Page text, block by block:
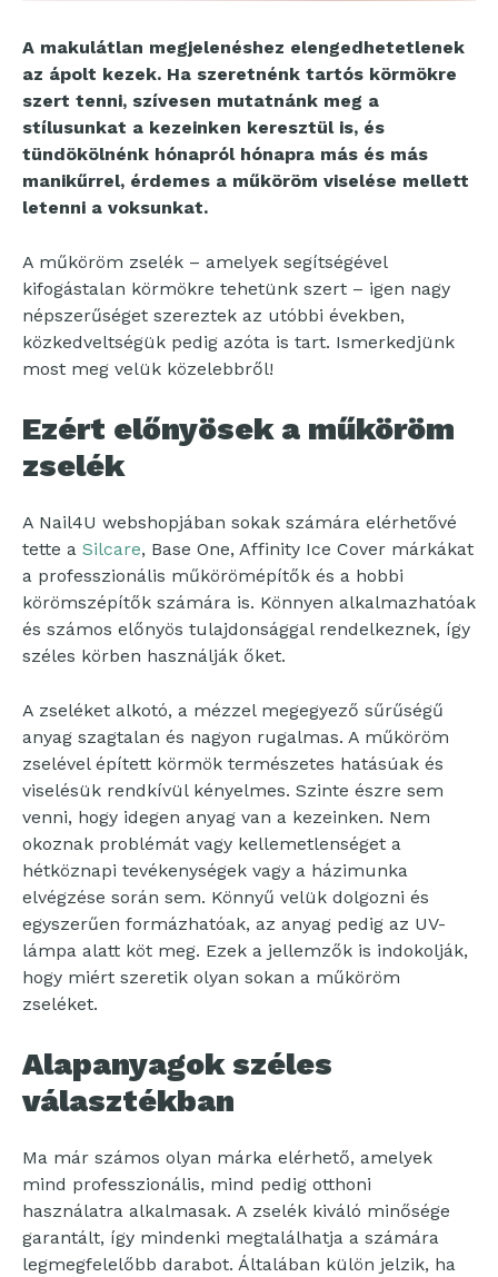
A makulátlan megjelenéshez elengedhetetlenek
az ápolt kezek. Ha szeretnénk tartós körmökre
szert tenni, szívesen mutatnánk meg a
stílusunkat a kezeinken keresztül is, és
tündökölnénk hónapról hónapra más és más
manikűrrel, érdemes a műköröm viselése mellett
letenni a voksunkat.
A műköröm zselék – amelyek segítségével
kifogástalan körmökre tehetünk szert – igen nagy
népszerűséget szereztek az utóbbi években,
közkedveltségük pedig azóta is tart. Ismerkedjünk
most meg velük közelebbről!
Ezért előnyösek a műköröm
zselék
A Nail4U webshopjában sokak számára elérhetővé
tette a Silcare, Base One, Affinity Ice Cover márkákat
a professzionális műkörömépítők és a hobbi
körömszépítők számára is. Könnyen alkalmazhatóak
és számos előnyös tulajdonsággal rendelkeznek, így
széles körben használják őket.
A zseléket alkotó, a mézzel megegyező sűrűségű
anyag szagtalan és nagyon rugalmas. A műköröm
zselével épített körmök természetes hatásúak és
viselésük rendkívül kényelmes. Szinte észre sem
venni, hogy idegen anyag van a kezeinken. Nem
okoznak problémát vagy kellemetlenséget a
hétköznapi tevékenységek vagy a házimunka
elvégzése során sem. Könnyű velük dolgozni és
egyszerűen formázhatóak, az anyag pedig az UV-
lámpa alatt köt meg. Ezek a jellemzők is indokolják,
hogy miért szeretik olyan sokan a műköröm
zseléket.
Alapanyagok széles
választékban
Ma már számos olyan márka elérhető, amelyek
mind professzionális, mind pedig otthoni
használatra alkalmasak. A zselék kiváló minősége
garantált, így mindenki megtalálhatja a számára
legmegfelelőbb darabot. Általában külön jelzik, ha